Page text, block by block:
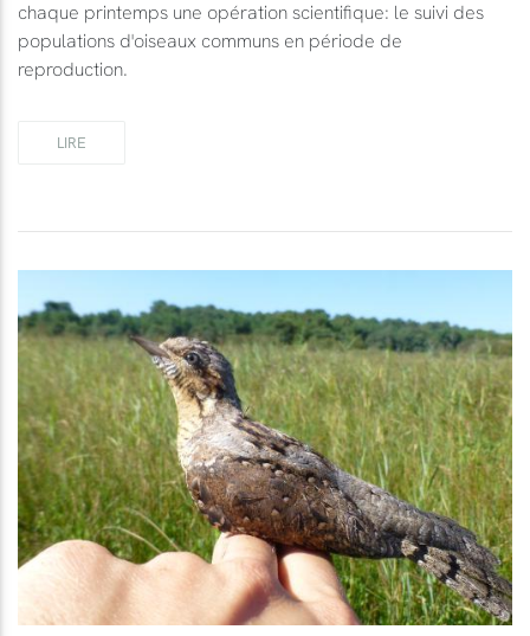
chaque printemps une opération scientifique: le suivi des
populations d'oiseaux communs en période de
reproduction.
LIRE